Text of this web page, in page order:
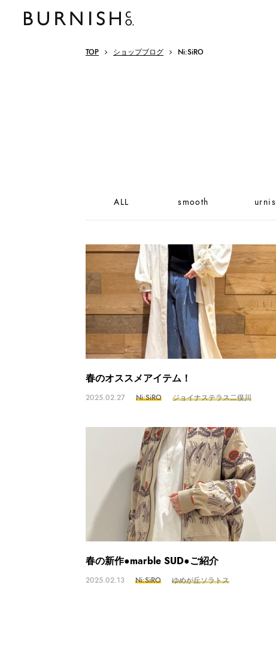
TOP ショップブログ Ni:SiRO
ALL smooth urnis
春のオススメアイテム！
2025.02.27 Ni:SiRO ジョイナステラス二俣川
春の新作●marble SUD●ご紹介
2025.02.13 Ni:SiRO ゆめが丘ソラトス